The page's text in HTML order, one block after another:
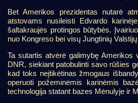
Bet Amerikos prezidentas nutarė
atstovams nusileisti Edvardo
šaltakraujės protingos būtybės.
nuo Kongreso bei visų Jungtinių
Ta sutartis atvėrė galimybę Amerikos
DNR, siekiant patobulinti savo rūšies
kad toks neįtikėtinas žmogaus
operuoti požeminėmis karinėmis
technologija statant bazes Mėnulyje ir